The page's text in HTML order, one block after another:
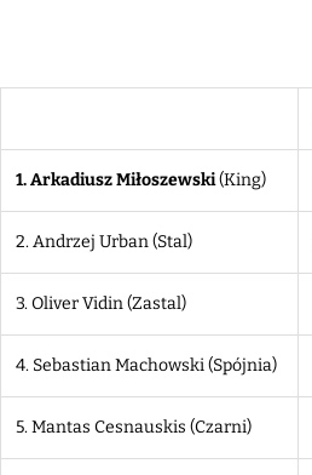
1. Arkadiusz Miłoszewski(King)
2. Andrzej Urban (Stal)
3. Oliver Vidin(Zastal)
4. Sebastian Machowski (Spójnia)
5. Mantas Cesnauskis (Czarni)